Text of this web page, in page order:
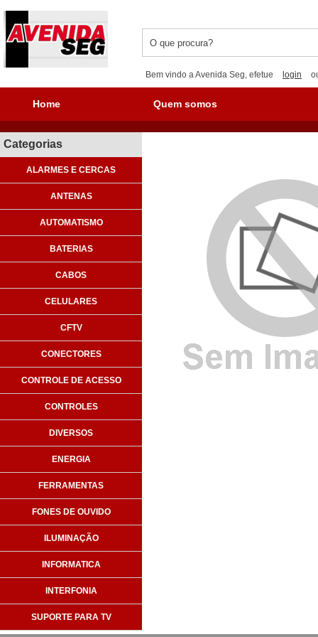
Bem vindo a Avenida Seg, efetue login
Home Quem somos
Categorias
ALARMES E CERCAS
ANTENAS
AUTOMATISMO
BATERIAS
CABOS
CELULARES
CFTV
CONECTORES
CONTROLE DE ACESSO
CONTROLES
DIVERSOS
ENERGIA
FERRAMENTAS
FONES DE OUVIDO
ILUMINAÇÃO
INFORMATICA
INTERFONIA
SUPORTE PARA TV